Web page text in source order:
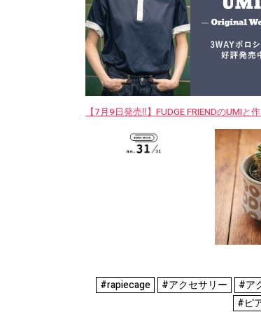
【7月9日発売‼︎】FUDGE FRIENDのUMIと
#rapiecage #アクセサリー #ア
#ピ